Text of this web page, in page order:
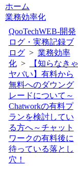
ホーム
業務効率化
QooTechWEB-開発
ログ・実務記録ブ
ログ> 業務効率
化>
【知らなきゃ
ヤバい】有料から
無料へのダウング
レードについて～
Chatworkの有料プ
ランを検討してい
る方へ～チャット
ワークの有料後に
待っている落とし
穴！